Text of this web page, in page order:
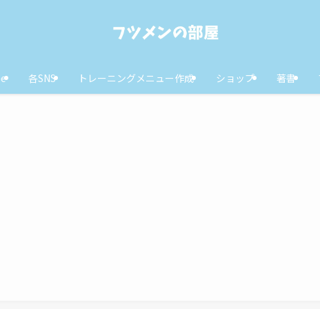
各SNS トレーニングメニュー作成 ショップ 著書